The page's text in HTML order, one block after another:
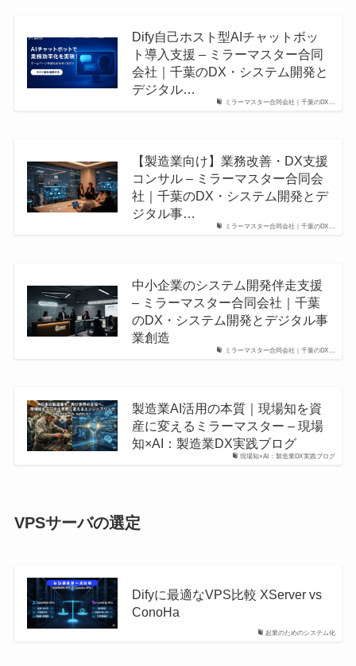
ミラーマスター合同会社｜千葉のDX…
Dify自己ホスト型AIチャットボッ
ト導入支援 – ミラーマスター合同
会社｜千葉のDX・システム開発と
デジタル…
ミラーマスター合同会社｜千葉のDX…
【製造業向け】業務改善・DX支援
コンサル – ミラーマスター合同会
社｜千葉のDX・システム開発とデ
ジタル事…
ミラーマスター合同会社｜千葉のDX…
中小企業のシステム開発伴走支援
– ミラーマスター合同会社｜千葉
のDX・システム開発とデジタル事
業創造
現場知×AI：製造業DX実践ブログ
製造業AI活用の本質｜現場知を資
産に変えるミラーマスター – 現場
知×AI：製造業DX実践ブログ
VPSサーバの選定
起業のためのシステム化
Difyに最適なVPS比較 XServer vs
ConoHa